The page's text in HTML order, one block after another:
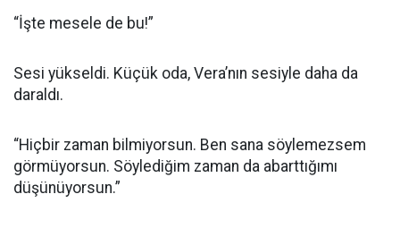
“İşte mesele de bu!”
Sesi yükseldi. Küçük oda, Vera’nın sesiyle daha da
daraldı.
“Hiçbir zaman bilmiyorsun. Ben sana söylemezsem
görmüyorsun. Söylediğim zaman da abarttığımı
düşünüyorsun.”